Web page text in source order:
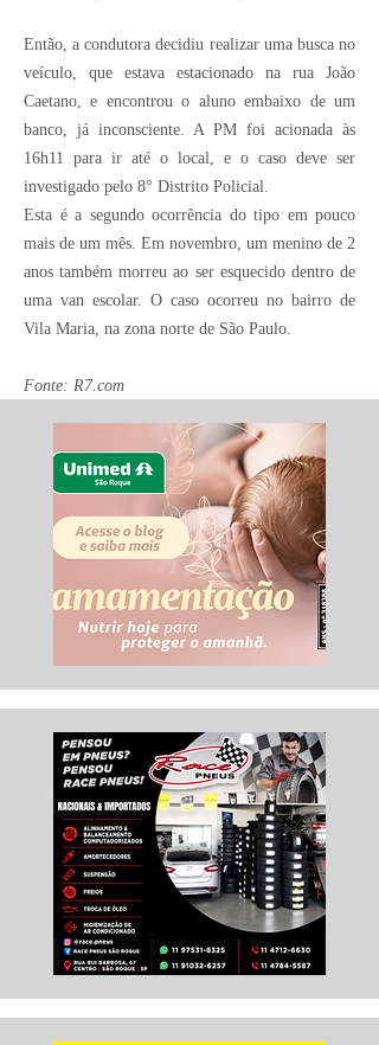
Então, a condutora decidiu realizar uma busca no
veículo, que estava estacionado na rua João
Caetano, e encontrou o aluno embaixo de um
banco, já inconsciente. A PM foi acionada às
16h11 para ir até o local, e o caso deve ser
investigado pelo 8° Distrito Policial.
Esta é a segundo ocorrência do tipo em pouco
mais de um mês. Em novembro, um menino de 2
anos também morreu ao ser esquecido dentro de
uma van escolar. O caso ocorreu no bairro de
Vila Maria, na zona norte de São Paulo.
Fonte: R7.com